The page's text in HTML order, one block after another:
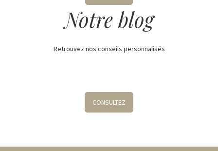
Notre blog
Retrouvez nos conseils personnalisés
CONSULTEZ